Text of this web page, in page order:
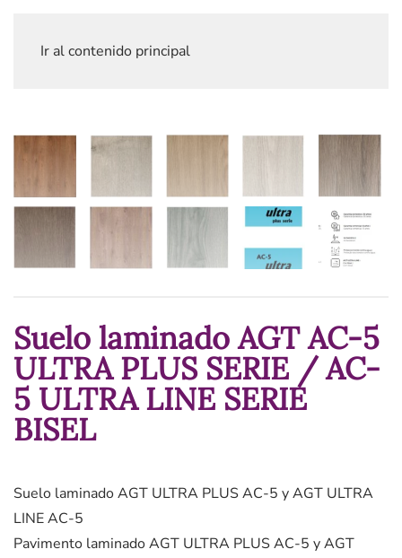
Ir al contenido principal
Suelo laminado AGT AC-5
ULTRA PLUS SERIE / AC-
5 ULTRA LINE SERIE
BISEL
Suelo laminado AGT ULTRA PLUS AC-5 y AGT ULTRA
LINE AC-5
Pavimento laminado AGT ULTRA PLUS AC-5 y AGT